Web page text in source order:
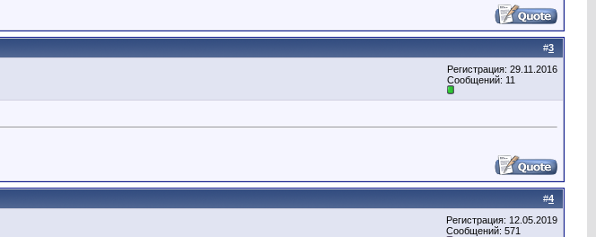
#3
Регистрация: 29.11.2016
Сообщений: 11
#4
Регистрация: 12.05.2019
Сообщений: 571